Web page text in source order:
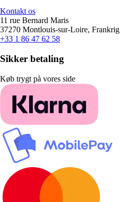
Kontakt os
11 rue Bernard Maris
37270 Montlouis-sur-Loire, Frankrig
+33 1 86 47 62 58
Sikker betaling
Køb trygt på vores side